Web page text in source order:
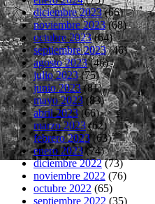
diciembre 2023(66)
noviembre 2023(68)
octubre 2023(64)
septiembre 2023(46)
agosto 2023(46)
julio 2023(75)
junio 2023(81)
mayo 2023 (83)
abril 2023(66)
marzo 2023(62)
febrero 2023(63)
enero 2023(74)
diciembre 2022(73)
noviembre 2022 (76)
octubre 2022 (65)
septiembre 2022 (35)